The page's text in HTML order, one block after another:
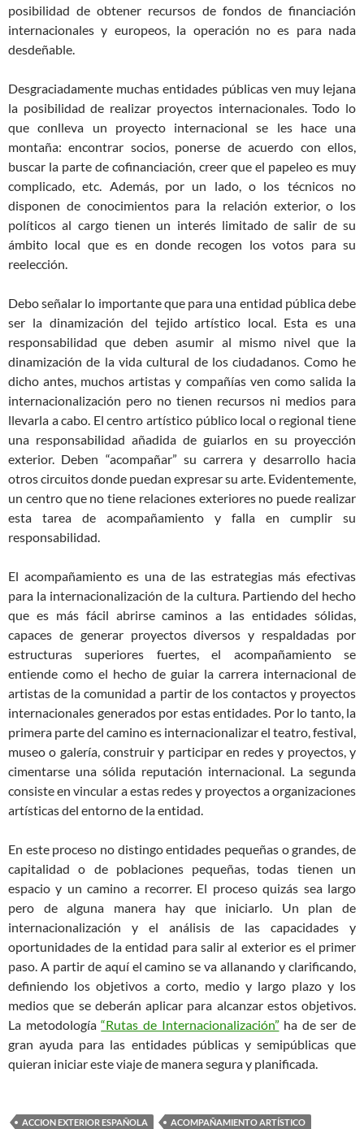
posibilidad de obtener recursos de fondos de financiación
internacionales y europeos, la operación no es para nada
desdeñable.
Desgraciadamente muchas entidades públicas ven muy lejana
la posibilidad de realizar proyectos internacionales. Todo lo
que conlleva un proyecto internacional se les hace una
montaña: encontrar socios, ponerse de acuerdo con ellos,
buscar la parte de cofinanciación, creer que el papeleo es muy
complicado, etc. Además, por un lado, o los técnicos no
disponen de conocimientos para la relación exterior, o los
políticos al cargo tienen un interés limitado de salir de su
ámbito local que es en donde recogen los votos para su
reelección.
Debo señalar lo importante que para una entidad pública debe
ser la dinamización del tejido artístico local. Esta es una
responsabilidad que deben asumir al mismo nivel que la
dinamización de la vida cultural de los ciudadanos. Como he
dicho antes, muchos artistas y compañías ven como salida la
internacionalización pero no tienen recursos ni medios para
llevarla a cabo. El centro artístico público local o regional tiene
una responsabilidad añadida de guiarlos en su proyección
exterior. Deben “acompañar” su carrera y desarrollo hacia
otros circuitos donde puedan expresar su arte. Evidentemente,
un centro que no tiene relaciones exteriores no puede realizar
esta tarea de acompañamiento y falla en cumplir su
responsabilidad.
El acompañamiento es una de las estrategias más efectivas
para la internacionalización de la cultura. Partiendo del hecho
que es más fácil abrirse caminos a las entidades sólidas,
capaces de generar proyectos diversos y respaldadas por
estructuras superiores fuertes, el acompañamiento se
entiende como el hecho de guiar la carrera internacional de
artistas de la comunidad a partir de los contactos y proyectos
internacionales generados por estas entidades. Por lo tanto, la
primera parte del camino es internacionalizar el teatro, festival,
museo o galería, construir y participar en redes y proyectos, y
cimentarse una sólida reputación internacional. La segunda
consiste en vincular a estas redes y proyectos a organizaciones
artísticas del entorno de la entidad.
En este proceso no distingo entidades pequeñas o grandes, de
capitalidad o de poblaciones pequeñas, todas tienen un
espacio y un camino a recorrer. El proceso quizás sea largo
pero de alguna manera hay que iniciarlo. Un plan de
internacionalización y el análisis de las capacidades y
oportunidades de la entidad para salir al exterior es el primer
paso. A partir de aquí el camino se va allanando y clarificando,
definiendo los objetivos a corto, medio y largo plazo y los
medios que se deberán aplicar para alcanzar estos objetivos.
La metodología“Rutas de Internacionalización” ha de ser de
gran ayuda para las entidades públicas y semipúblicas que
quieran iniciar este viaje de manera segura y planificada.
ACCION EXTERIOR ESPAÑOLA
ACOMPAÑAMIENTO ARTÍSTICO